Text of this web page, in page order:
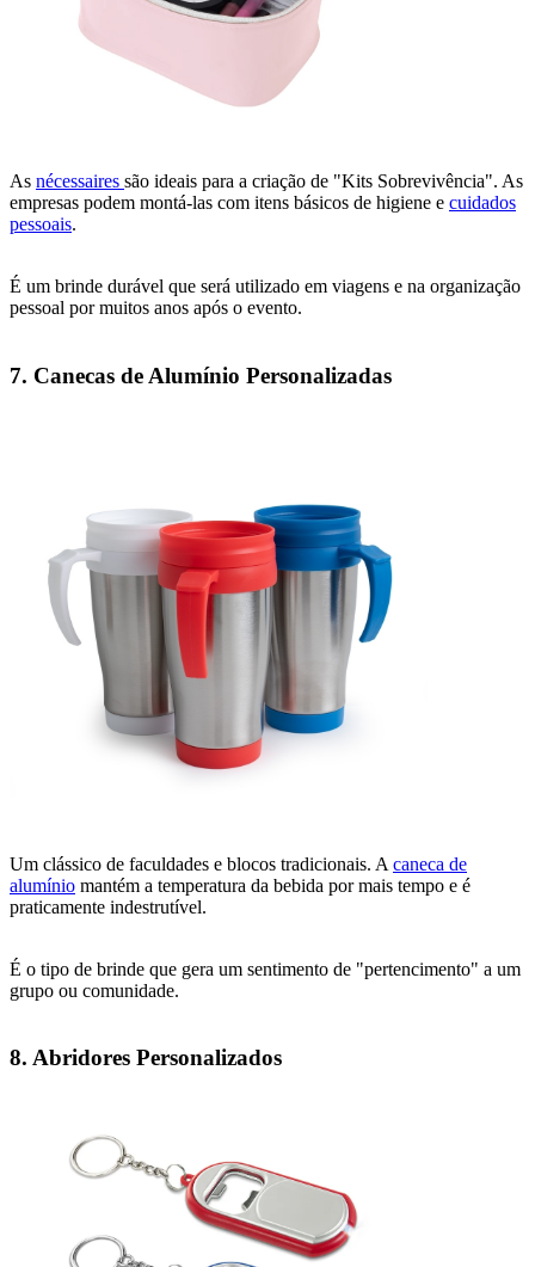
As nécessaires são ideais para a criação de "Kits Sobrevivência". As
empresas podem montá-las com itens básicos de higiene e cuidados
pessoais.
É um brinde durável que será utilizado em viagens e na organização
pessoal por muitos anos após o evento.
7. Canecas de Alumínio Personalizadas
Um clássico de faculdades e blocos tradicionais. A caneca de
alumínio mantém a temperatura da bebida por mais tempo e é
praticamente indestrutível.
É o tipo de brinde que gera um sentimento de "pertencimento" a um
grupo ou comunidade.
8. Abridores Personalizados